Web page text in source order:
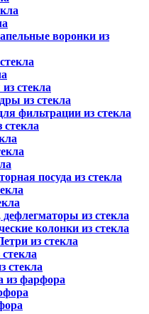
воронки из
стекла
из стекла
фильтрации из стекла
стекла
посуда из стекла
из стекла
колонки из стекла
из стекла
стекла
из фарфора